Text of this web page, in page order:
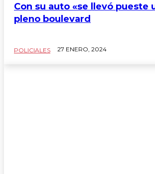
Con su auto «se llevó pueste
pleno boulevard
POLICIALES 27 ENERO, 2024